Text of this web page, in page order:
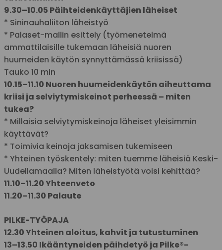
9.30–10.05 Päihteidenkäyttäjien läheiset
* Sininauhaliiton läheistyö
* Palaset-mallin esittely (työmenetelmä
ammattilaisille tukemaan läheisiä nuoren
huumeiden käytön synnyttämässä kriisissä)
Tauko 10 min
10.15–11.10 Nuoren huumeidenkäytön aiheuttama
kriisi ja selviytymiskeinot perheessä – miten
tukea?
* Millaisia selviytymiskeinoja läheiset yleisimmin
käyttävät?
* Toimivia keinoja jaksamisen tukemiseen
* Yhteinen työskentely: miten tuemme läheisiä Keski-
Uudellamaalla? Miten läheistyötä voisi kehittää?
11.10–11.20 Yhteenveto
11.20–11.30 Palaute
PILKE-TYÖPAJA
12.30 Yhteinen aloitus, kahvit ja tutustuminen
13–13.50 Ikääntyneiden päihdetyö ja Pilke®-